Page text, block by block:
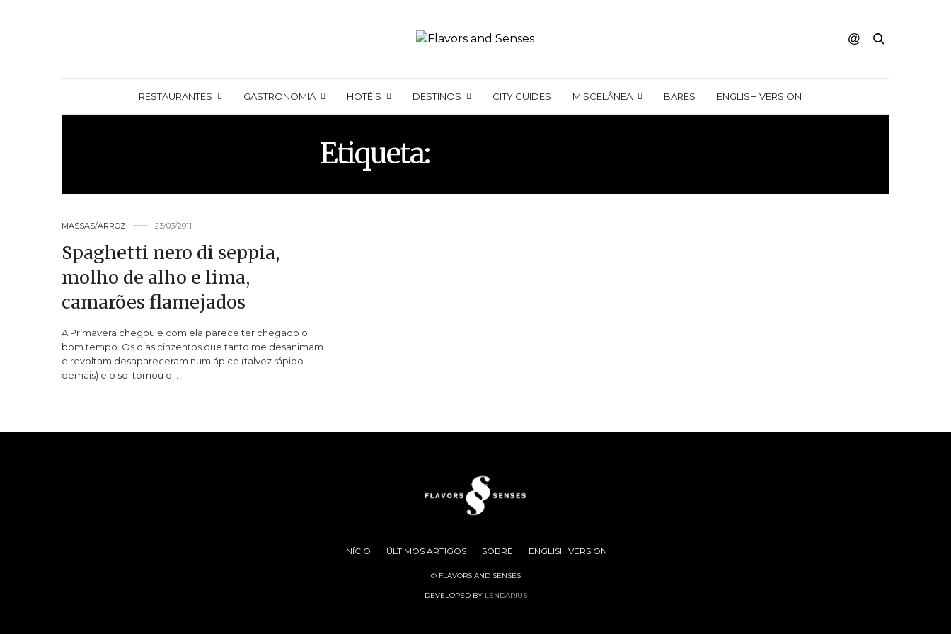
RESTAURANTES GASTRONOMIA HOTÉIS DESTINOS CITY GUIDES MISCELÂNEA BARES ENGLISH VERSION
Etiqueta:
MASSAS/ARROZ 23/03/2011
Spaghetti nero di seppia,
molho de alho e lima,
camarões flamejados
A Primavera chegou e com ela parece ter chegado o
bom tempo. Os dias cinzentos que tanto me desanimam
e revoltam desapareceram num ápice (talvez rápido
demais) e o sol tomou o…
INÍCIO ÚLTIMOS ARTIGOS SOBRE ENGLISH VERSION
© FLAVORS AND SENSES
DEVELOPED BY LENDARIUS